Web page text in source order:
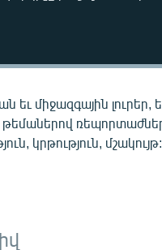
եւ միջազգային
թեմաներով
կրթություն, մշակույթ: